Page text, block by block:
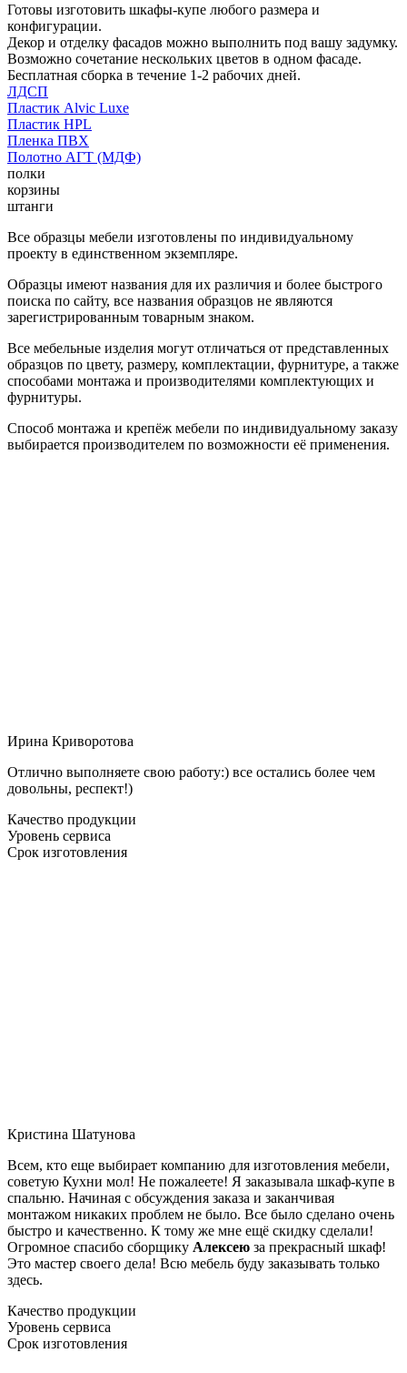
Готовы изготовить шкафы-купе любого размера и
конфигурации.
Декор и отделку фасадов можно выполнить под вашу задумку.
Возможно сочетание нескольких цветов в одном фасаде.
Бесплатная сборка в течение 1-2 рабочих дней.
ЛДСП
Пластик Alvic Luxe
Пластик HPL
Пленка ПВХ
Полотно АГТ (МДФ)
полки
корзины
штанги
Все образцы мебели изготовлены по индивидуальному
проекту в единственном экземпляре.
Образцы имеют названия для их различия и более быстрого
поиска по сайту, все названия образцов не являются
зарегистрированным товарным знаком.
Все мебельные изделия могут отличаться от представленных
образцов по цвету, размеру, комплектации, фурнитуре, а также
способами монтажа и производителями комплектующих и
фурнитуры.
Способ монтажа и крепёж мебели по индивидуальному заказу
выбирается производителем по возможности её применения.
Ирина Криворотова
Отлично выполняете свою работу:) все остались более чем
довольны, респект!)
Качество продукции
Уровень сервиса
Срок изготовления
Кристина Шатунова
Всем, кто еще выбирает компанию для изготовления мебели,
советую Кухни мол! Не пожалеете! Я заказывала шкаф-купе в
спальню. Начиная с обсуждения заказа и заканчивая
монтажом никаких проблем не было. Все было сделано очень
быстро и качественно. К тому же мне ещё скидку сделали!
Огромное спасибо сборщику Алексею за прекрасный шкаф!
Это мастер своего дела! Всю мебель буду заказывать только
здесь.
Качество продукции
Уровень сервиса
Срок изготовления